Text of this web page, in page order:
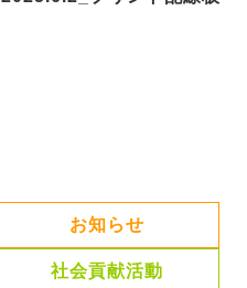
お知らせ
社会貢献活動